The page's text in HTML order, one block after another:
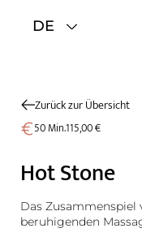
Home> Wellness
Zurück zur Übersicht
50 Min.115,00 €
Hot Stone
Das Zusammenspiel
beruhigenden